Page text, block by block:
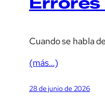
Cuando se habla
(más…)
28 de junio de 2026